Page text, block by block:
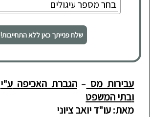
שלח פנייתך כאן ללא התחייבות!
עבירות מס –הגברת האכיפהע"י
ובתי המשפט
מאת: עו"ד יואב ציוני